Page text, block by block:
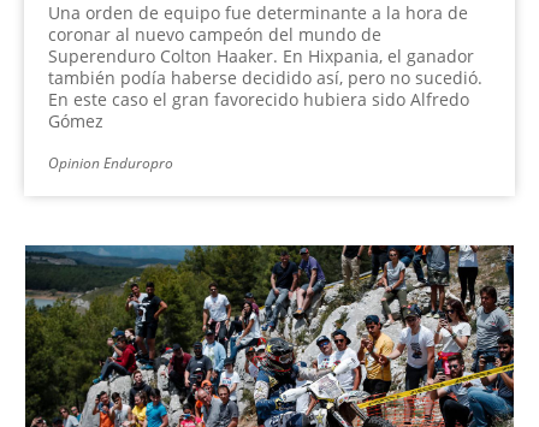
Una orden de equipo fue determinante a la hora de
coronar al nuevo campeón del mundo de
Superenduro Colton Haaker. En Hixpania, el ganador
también podía haberse decidido así, pero no sucedió.
En este caso el gran favorecido hubiera sido Alfredo
Gómez
Opinion Enduropro